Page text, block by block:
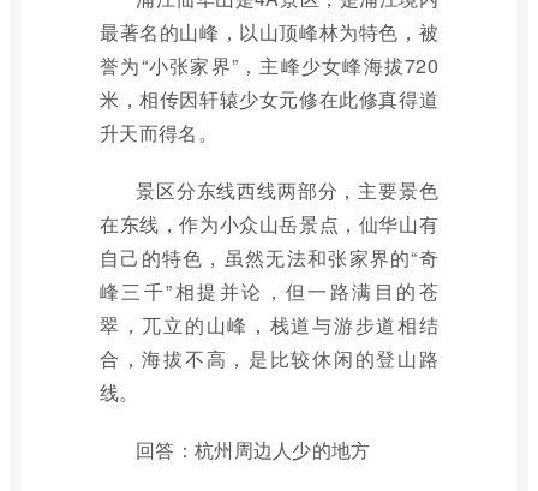
最著名的山峰，以山顶峰林为特色，被
誉为“小张家界”，主峰少女峰海拔720
米，相传因轩辕少女元修在此修真得道
升天而得名。
景区分东线西线两部分，主要景色
在东线，作为小众山岳景点，仙华山有
自己的特色，虽然无法和张家界的“奇
峰三千”相提并论，但一路满目的苍
翠，兀立的山峰，栈道与游步道相结
合，海拔不高，是比较休闲的登山路
线。
回答：杭州周边人少的地方